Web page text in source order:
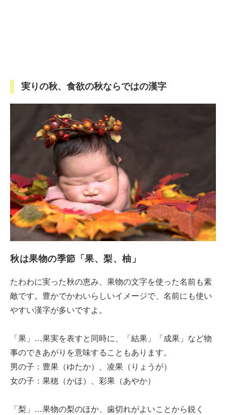
実りの秋、食欲の秋ならではの漢字
秋は果物の季節「果、梨、柚」
たわわに実った秋の恵み、果物の文字を使った名前も素
敵です。豊かでかわいらしいイメージで、名前にも使い
やすい漢字が多いですよ。
「果」…果実を表すと同時に、「結果」「成果」など物
事のできあがりを意味することもあります。
男の子：豊果（ゆたか）、凌果（りょうが）
女の子：果穂（かほ）、彩果（あやか）
「梨」…果物の梨のほか、歯切れがよいことから鋭く